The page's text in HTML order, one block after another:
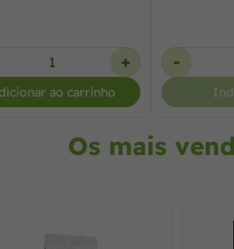
+
ao carrinho
-
Os mais